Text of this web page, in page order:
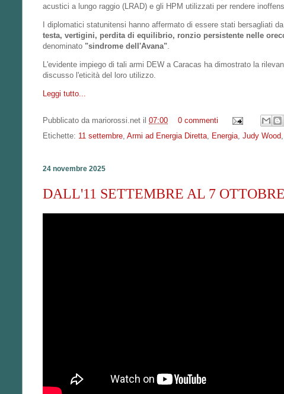
acustici a lungo raggio (LRAD) e gli HPM utilizzati per rendere
I diplomatici statunitensi hanno affermato di essere stati bersagliati
testa, vertigini, perdita di equilibrio, ronzio persistente nelle
denominato "sindrome dell'Avana".
L'evidente impiego di tali armi DEW a Caracas ha dimostrato la
discusso l'eticità del loro utilizzo.
Leggi tutto...
Pubblicato da mariorossi.net il 07:00
0 commenti
Etichette: 11 settembre, Armi ad Energia Diretta, Energia, Judy Wood,
24 novembre 2025
DALL'11 SETTEMBRE AL 7